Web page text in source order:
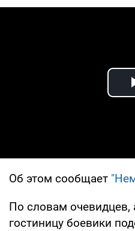
Об этом сообщает
По словам очевидцев,
гостиницу боевики